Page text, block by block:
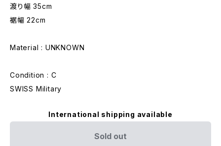
渡り幅 35cm
裾幅 22cm
Material : UNKNOWN
Condition : C
SWISS Military
International shipping available
Sold out